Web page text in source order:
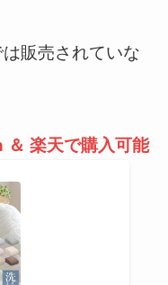
販売されていな
楽天で購入可能